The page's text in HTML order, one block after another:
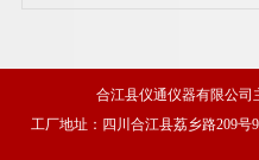
合江县仪通仪器有限公司
工厂地址：四川合江县荔乡路209